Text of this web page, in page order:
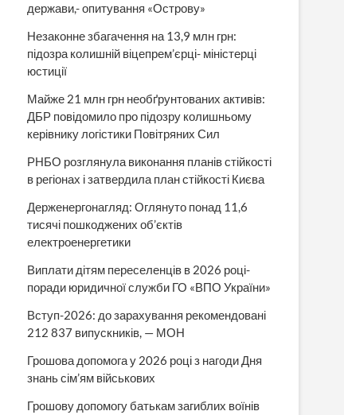
держави,- опитування «Острову»
Незаконне збагачення на 13,9 млн грн:
підозра колишній віцепрем’єрці- міністерці
юстиції
Майже 21 млн грн необґрунтованих активів:
ДБР повідомило про підозру колишньому
керівнику логістики Повітряних Сил
РНБО розглянула виконання планів стійкості
в регіонах і затвердила план стійкості Києва
Держенергонагляд: Оглянуто понад 11,6
тисячі пошкоджених об’єктів
електроенергетики
Виплати дітям переселенців в 2026 році-
поради юридичної служби ГО «ВПО України»
Вступ-2026: до зарахування рекомендовані
212 837 випускників, — МОН
Грошова допомога у 2026 році з нагоди Дня
знань сім’ям військових
Грошову допомогу батькам загиблих воїнів